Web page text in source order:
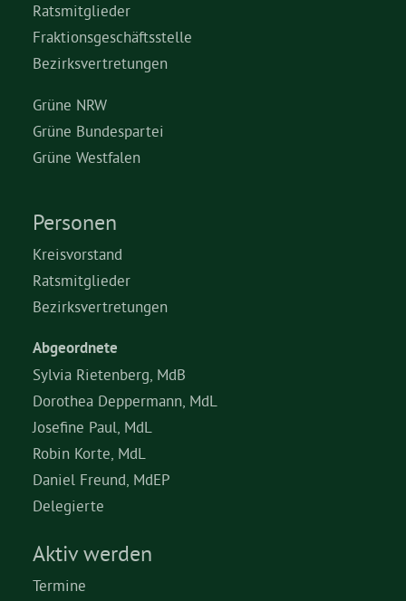
Ratsmitglieder
Fraktionsgeschäftsstelle
Bezirksvertretungen
Grüne NRW
Grüne Bundespartei
Grüne Westfalen
Personen
Kreisvorstand
Ratsmitglieder
Bezirksvertretungen
Abgeordnete
Sylvia Rietenberg, MdB
Dorothea Deppermann, MdL
Josefine Paul, MdL
Robin Korte, MdL
Daniel Freund, MdEP
Delegierte
Aktiv werden
Termine